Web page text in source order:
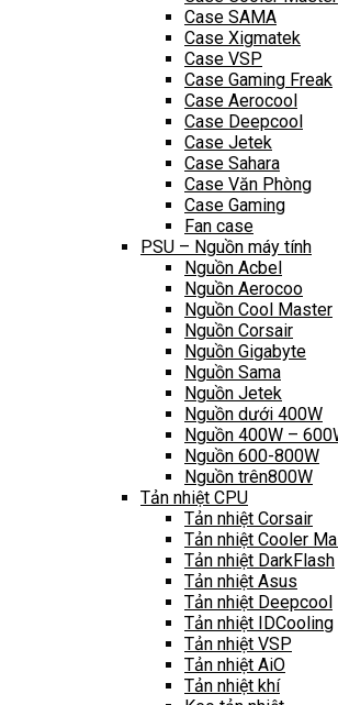
Case SAMA
Case Xigmatek
Case VSP
Case Gaming Freak
Case Aerocool
Case Deepcool
Case Jetek
Case Sahara
Case Văn Phòng
Case Gaming
Fan case
PSU – Nguồn máy tính
Nguồn Acbel
Nguồn Aerocoo
Nguồn Cool Master
Nguồn Corsair
Nguồn Gigabyte
Nguồn Sama
Nguồn Jetek
Nguồn dưới 400W
Nguồn 400W –
Nguồn 600-800W
Nguồn trên800W
Tản nhiệt CPU
Tản nhiệt Corsair
Tản nhiệt Cooler
Tản nhiệt DarkFlash
Tản nhiệt Asus
Tản nhiệt Deepcool
Tản nhiệt IDCooling
Tản nhiệt VSP
Tản nhiệt AiO
Tản nhiệt khí